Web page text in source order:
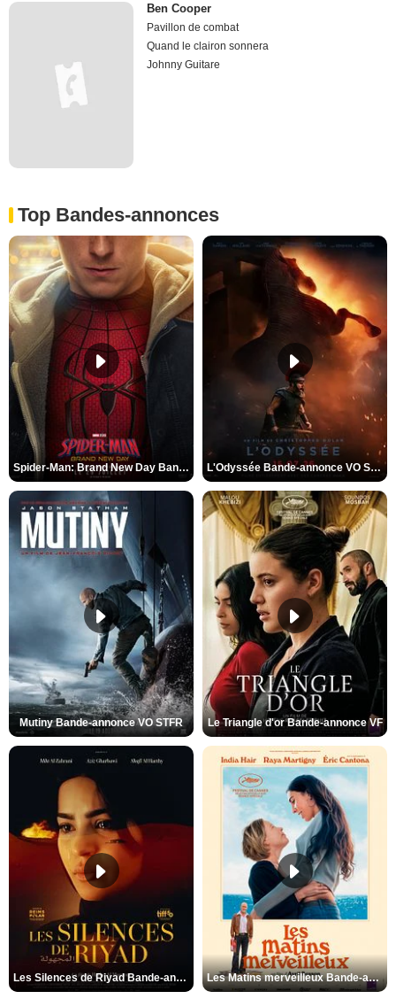
Ben Cooper
Pavillon de combat
Quand le clairon sonnera
Johnny Guitare
Top Bandes-annonces
Spider-Man: Brand New Day Bande-annonce VO STFR L'Odyssée Bande-annonce VO STFR
Mutiny Bande-annonce VO STFR Le Triangle d'or Bande-annonce VF
Les Silences de Riyad Bande-annonce VO STFR Les Matins merveilleux Bande-annonce VF